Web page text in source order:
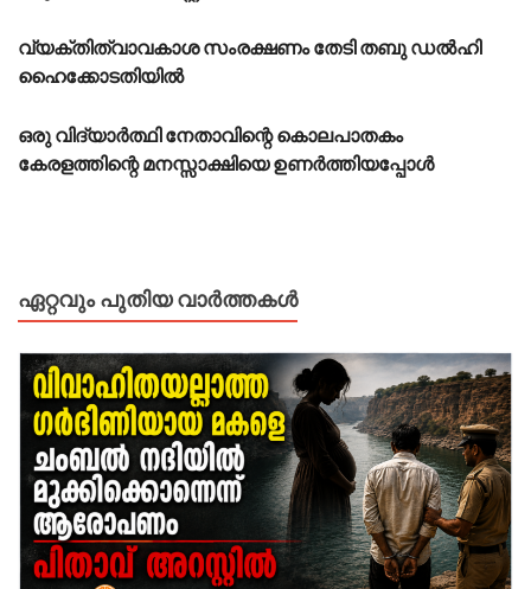
വ്യക്തിത്വാവകാശ സംരക്ഷണം തേടി തബു ഡൽഹി
ഹൈക്കോടതിയിൽ
ഒരു വിദ്യാർത്ഥി നേതാവിന്റെ കൊലപാതകം
കേരളത്തിന്റെ മനസ്സാക്ഷിയെ ഉണർത്തിയപ്പോൾ
ഏറ്റവും പുതിയ വാർത്തകൾ